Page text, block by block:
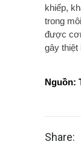
khiếp,
trong
được
gây thiệt
Nguồn:
Share: